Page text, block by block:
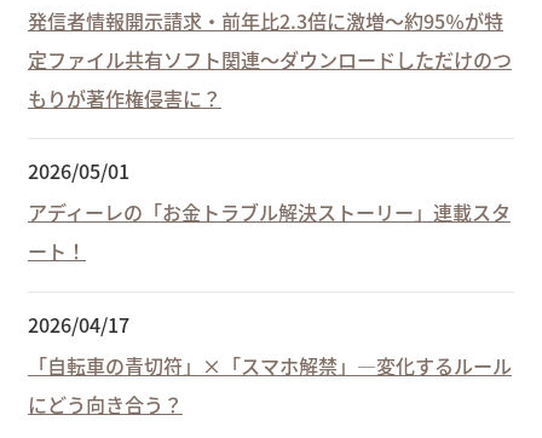
発信者情報開示請求・前年比2.3倍に激増～約95％が特
定ファイル共有ソフト関連～ダウンロードしただけのつ
もりが著作権侵害に？
2026/05/01
アディーレの「お金トラブル解決ストーリー」連載スタ
ート！
2026/04/17
「自転車の青切符」×「スマホ解禁」―変化するルール
にどう向き合う？